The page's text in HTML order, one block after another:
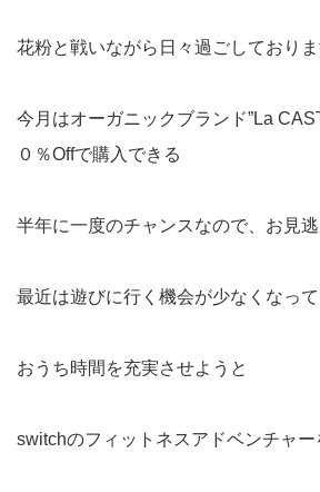
花粉と戦いながら日々過ごしておりま
今月はオーガニックブランド”La
０％Offで購入できる
半年に一度のチャンスなので、お見逃
最近は遊びに行く機会が少なくなっ
おうち時間を充実させようと
switchのフィットネスアドベンチャ